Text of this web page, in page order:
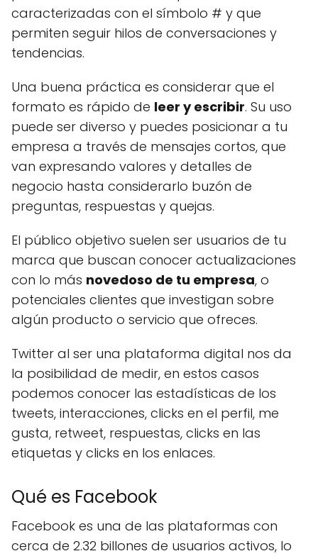
caracterizadas con el símbolo # y que
permiten seguir hilos de conversaciones y
tendencias.
Una buena práctica es considerar que el
formato es rápido de leer y escribir. Su uso
puede ser diverso y puedes posicionar a tu
empresa a través de mensajes cortos, que
van expresando valores y detalles de
negocio hasta considerarlo buzón de
preguntas, respuestas y quejas.
El público objetivo suelen ser usuarios de tu
marca que buscan conocer actualizaciones
con lo más novedoso de tu empresa, o
potenciales clientes que investigan sobre
algún producto o servicio que ofreces.
Twitter al ser una plataforma digital nos da
la posibilidad de medir, en estos casos
podemos conocer las estadísticas de los
tweets, interacciones, clicks en el perfil, me
gusta, retweet, respuestas, clicks en las
etiquetas y clicks en los enlaces.
Qué es Facebook
Facebook es una de las plataformas con
cerca de 2.32 billones de usuarios activos, lo